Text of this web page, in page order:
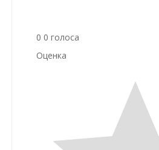
0 0 голоса
Оценка